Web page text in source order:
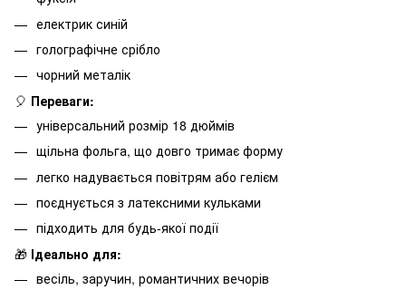
електрик синій
голографічне срібло
чорний металік
🎈 Переваги:
універсальний розмір 18 дюймів
щільна фольга, що довго тримає форму
легко надувається повітрям або гелієм
поєднується з латексними кульками
підходить для будь-якої події
🎁 Ідеально для:
весіль, заручин, романтичних вечорів